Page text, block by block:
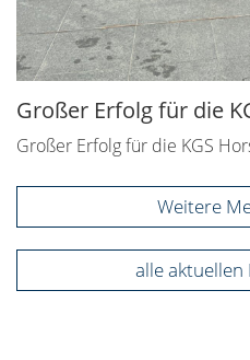
Großer Erfolg für die
Großer Erfolg für die KGS
Weitere
alle